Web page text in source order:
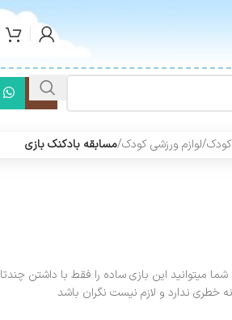
/لوازم ورزشی کودک/مسابقه بادکنک بازی
میتوانید این بازی ساده را فقط با داشتن چندتا
خطری ندارد و لازم نیست نگران باشد